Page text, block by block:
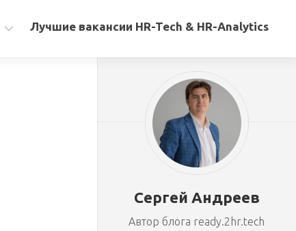
Лучшие вакансии HR-Tech & HR-Analytics
Сергей Андреев
Автор блога ready.2hr.tech